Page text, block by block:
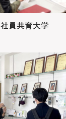
社員共育大学